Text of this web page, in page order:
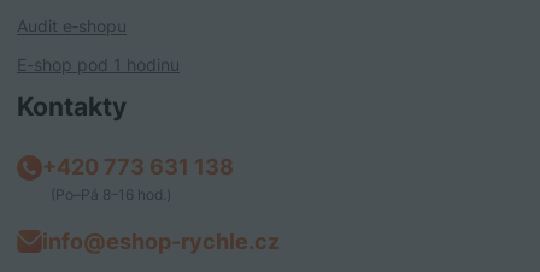
Audit e‑shopu
E-shop pod 1 hodinu
Kontakty
+420 773 631 138
(Po–Pá 8–16 hod.)
info@eshop-rychle.cz